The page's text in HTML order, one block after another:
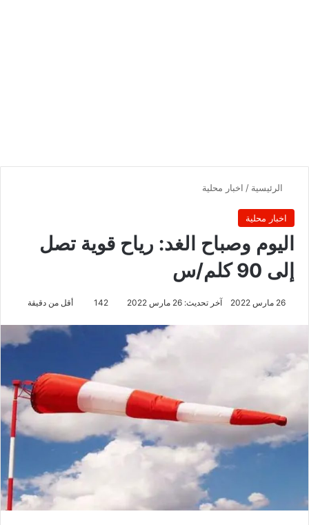
الرئيسية / اخبار محلية
اخبار محلية
اليوم وصباح الغد: رياح قوية تصل
إلى 90 كلم/س
26 مارس 2022 آخر تحديث: 26 مارس 2022 142 أقل من دقيقة